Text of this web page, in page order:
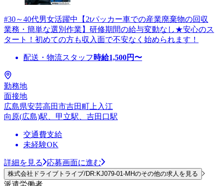
#30～40代男女活躍中【2tパッカー車での産業廃棄物の回収
業務・簡単な選別作業】研修期間の給与変動なし★安心のス
タート！初めての方も収入面で不安なく始められます！
配送・物流スタッフ 時給1,500円〜
勤務地
面接地
広島県安芸高田市吉田町上入江
向原(広島)駅、甲立駅、吉田口駅
交通費支給
未経験OK
詳細を見る 応募画面に進む
株式会社ドライブトライブ/DR:KJ079-01-MHのその他の求人を見る
派遣労働者